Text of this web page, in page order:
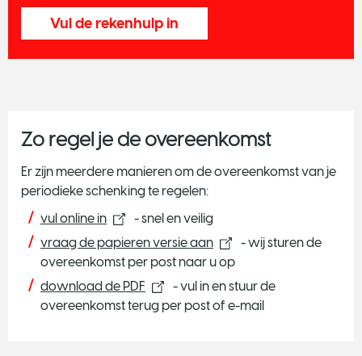
Vul de rekenhulp in
Zo regel je de overeenkomst
Er zijn meerdere manieren om de overeenkomst van je
periodieke schenking te regelen:
vul online in
- snel en veilig
vraag de papieren versie aan
- wij sturen de
overeenkomst per post naar u op
download de PDF
- vul in en stuur de
overeenkomst terug per post of e-mail